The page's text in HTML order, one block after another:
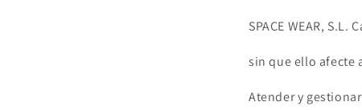
SPACE WEAR,
sin que ello afecte
Atender y